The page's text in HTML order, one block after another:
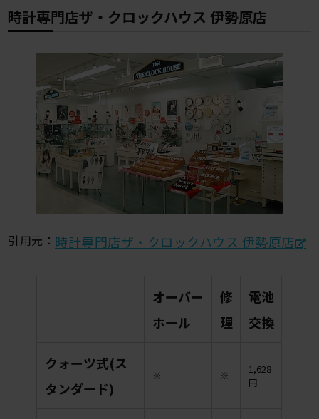
時計専門店ザ・クロックハウス 伊勢原店
引用元： 時計専門店ザ・クロックハウス 伊勢原店
オーバー
ホール
修
理
電池
交換
クォーツ式(ス
タンダード)
※ ※
1,628
円